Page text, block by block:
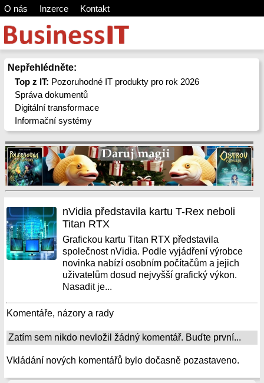
O nás Inzerce Kontakt
Nepřehlédněte:
Top z IT: Pozoruhodné IT produkty pro rok 2026
Správa dokumentů
Digitální transformace
Informační systémy
nVidia představila kartu T-Rex neboli
Titan RTX
Grafickou kartu Titan RTX představila
společnost nVidia. Podle vyjádření výrobce
novinka nabízí osobním počítačům a jejich
uživatelům dosud nejvyšší grafický výkon.
Nasadit je...
Komentáře, názory a rady
Zatím sem nikdo nevložil žádný komentář. Buďte první...
Vkládání nových komentářů bylo dočasně pozastaveno.